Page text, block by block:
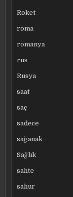
Roket
roma
romanya
rus
Rusya
saat
saç
sadece
sağanak
Sağlık
sahte
sahur